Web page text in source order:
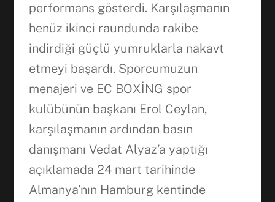
performans gösterdi. Karşılaşmanın
henüz ikinci raundunda rakibe
indirdiği güçlü yumruklarla nakavt
etmeyi başardı. Sporcumuzun
menajeri ve EC BOXİNG spor
kulübünün başkanı Erol Ceylan,
karşılaşmanın ardından basın
danışmanı Vedat Alyaz’a yaptığı
açıklamada 24 mart tarihinde
Almanya’nın Hamburg kentinde